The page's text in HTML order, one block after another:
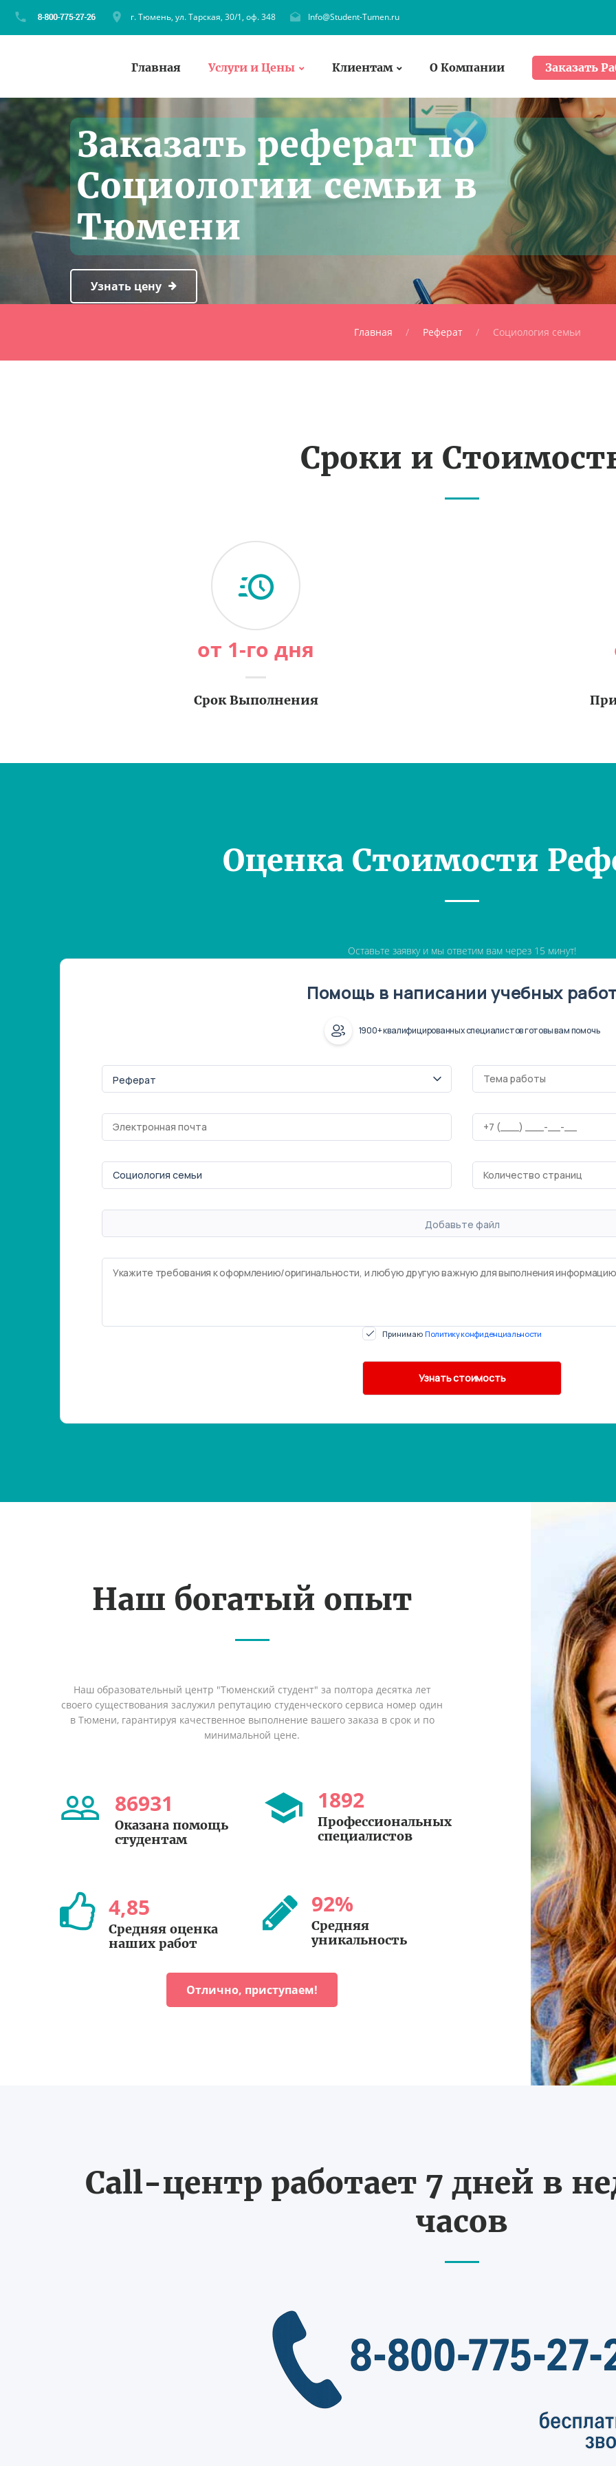
г. Тюмень, ул. Тарская, 30/1, оф. 348 Info@Student-Tumen.ru
Главная Услуги и Цены Клиентам О Компании Заказать
Заказать реферат по
Социологии семьи в
Тюмени
Узнать цену
Главная Реферат Социология семьи
Сроки и
от 1-го дня
Срок Выполнения
Оценка Стоимости
Оставьте заявку и мы ответим вам через 15 минут!
Помощь в написании учебных
1900+ квалифицированных специалистов готовы вам помочь
Добавьте файл
Принимаю Политику конфиденциальности
Наш богатый опыт
Наш образовательный центр "Тюменский студент" за полтора десятка лет
своего существования заслужил репутацию студенческого сервиса номер один
в Тюмени, гарантируя качественное выполнение вашего заказа в срок и по
минимальной цене.
86931
Оказана помощь
студентам
1892
Профессиональных
специалистов
4,85
Средняя оценка
наших работ
92%
Средняя
уникальность
Отлично, приступаем!
Call-центр работает 7 дней в
часов